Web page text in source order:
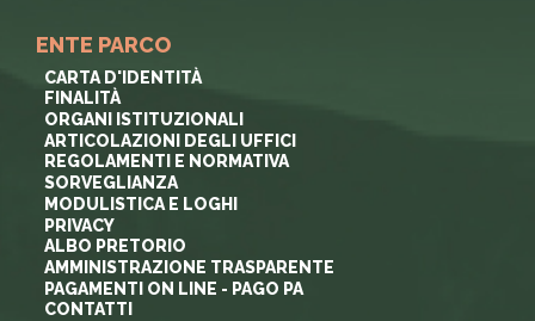
ENTE PARCO
CARTA D'IDENTITÀ
FINALITÀ
ORGANI ISTITUZIONALI
ARTICOLAZIONI DEGLI UFFICI
REGOLAMENTI E NORMATIVA
SORVEGLIANZA
MODULISTICA E LOGHI
PRIVACY
ALBO PRETORIO
AMMINISTRAZIONE TRASPARENTE
PAGAMENTI ON LINE - PAGO PA
CONTATTI